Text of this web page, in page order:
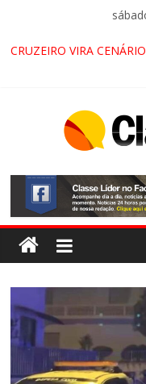
CRUZEIRO VIRA
PROMOTOR DO GAECO
ACESSO À APARECIDA
ALTERNATIVAS
LORENA,
PELA FÁBRICA DA